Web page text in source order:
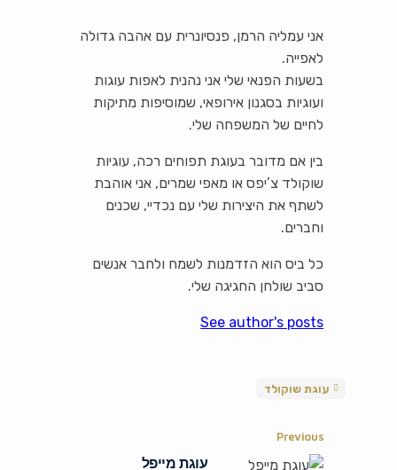
אני עמליה הרמן, פנסיונרית עם אהבה גדולה
לאפייה.
בשעות הפנאי שלי אני נהנית לאפות עוגות
ועוגיות בסגנון אירופאי, שמוסיפות מתיקות
לחיים של המשפחה שלי.
בין אם מדובר בעוגת תפוחים רכה, עוגיות
שוקולד צ’יפס או מאפי שמרים, אני אוהבת
לשתף את היצירות שלי עם נכדיי, שכנים
וחברים.
כל ביס הוא הזדמנות לשמח ולחבר אנשים
סביב שולחן החגיגה שלי.
See author's posts
עוגת שוקולד
Previous
עוגת מייפל